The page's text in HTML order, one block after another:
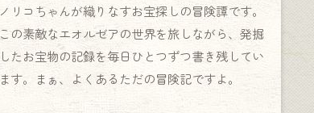
ノリコちゃんが織りなすお宝探しの冒険譚です。
この素敵なエオルゼアの世界を旅しながら、発掘
したお宝物の記録を毎日ひとつずつ書き残してい
ます。まぁ、よくあるただの冒険記ですよ。